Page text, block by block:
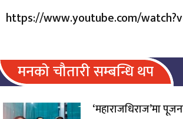
https://www.youtube.com/
मनको चौतारी सम्बन्धि थप
‘महाराजधिराज’मा